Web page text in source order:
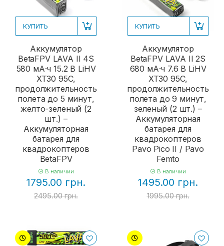
КУПИТЬ
Аккумулятор
BetaFPV LAVA II 4S
580 мА·ч 15.2 В LiHV
XT30 95C,
продолжительность
полета до 5 минут,
желто-зеленый (2
шт.) –
Аккумуляторная
батарея для
квадрокоптеров
BetaFPV
В наличии
1795.00 грн.
2495.00 грн.
КУПИТЬ
Аккумулятор
BetaFPV LAVA II 2S
680 мА·ч 7.6 В LiHV
XT30 95C,
продолжительность
полета до 9 минут,
зеленый (2 шт.) –
Аккумуляторная
батарея для
квадрокоптеров
Pavo Pico II / Pavo
Femto
В наличии
1495.00 грн.
1995.00 грн.